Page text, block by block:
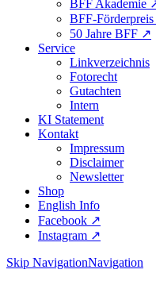
BFF Akademie
BFF-
50 Jahre BFF ↗︎
Service
Linkverzeichnis
Fotorecht
Gutachten
Intern
KI Statement
Kontakt
Impressum
Disclaimer
Newsletter
Shop
English Info
Facebook ↗︎
Instagram ↗︎
Skip NavigationNavigation